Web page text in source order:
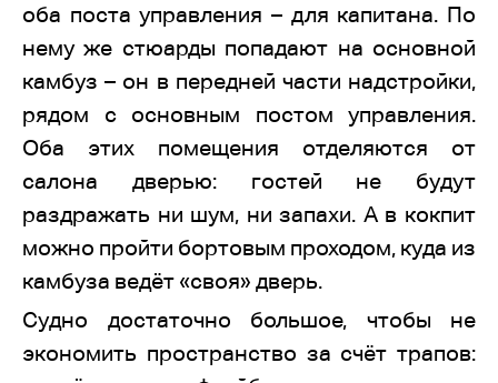
оба поста управления – для капитана. По
нему же стюарды попадают на основной
камбуз – он в передней части надстройки,
рядом с основным постом управления.
Оба этих помещения отделяются от
салона дверью: гостей не будут
раздражать ни шум, ни запахи. А в кокпит
можно пройти бортовым проходом, куда из
камбуза ведёт «своя» дверь.
Судно достаточно большое, чтобы не
экономить пространство за счёт трапов: